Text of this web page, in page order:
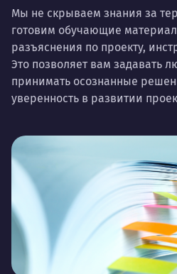
Мы не скрываем знания за
готовим обучающие
разъяснения по проекту,
Это позволяет вам задавать
принимать осознанные
уверенность в развитии